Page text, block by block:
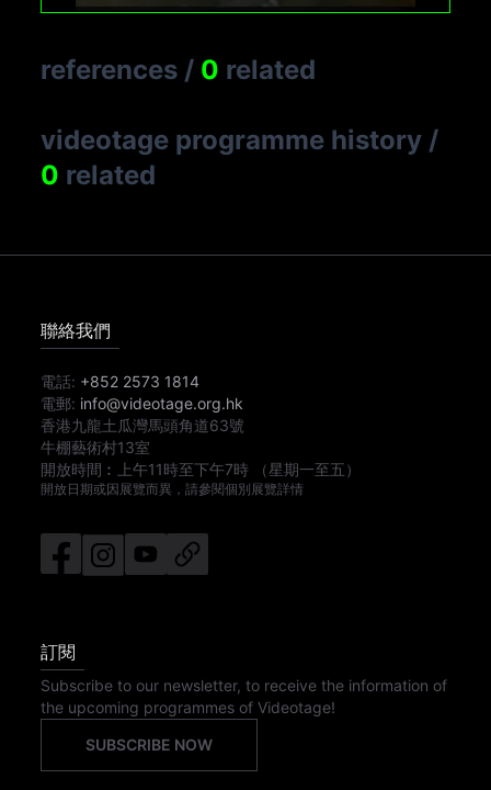
references / 0 related
videotage programme history /
0 related
聯絡我們
電話: +852 2573 1814
電郵: info@videotage.org.hk
香港九龍土瓜灣馬頭角道63號
牛棚藝術村13室
開放時間︰
上午11時至下午7時 （星期一至五）
開放日期或因展覽而異，請參閱個別展覽詳情
訂閱
Subscribe to our newsletter, to receive the information of
the upcoming programmes of Videotage!
SUBSCRIBE NOW